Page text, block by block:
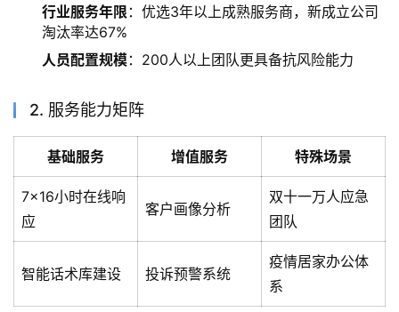
行业服务年限 ：优选3年以上成熟服务商，新成立公司
淘汰率达67%
人员配置规模：200人以上团队更具备抗风险能力
2. 服务能力矩阵
基础服务 增值服务 特殊场景
7×16小时在线响
应
客户画像分析
双十一万人应急
团队
智能话术库建设 投诉预警系统
疫情居家办公体
系